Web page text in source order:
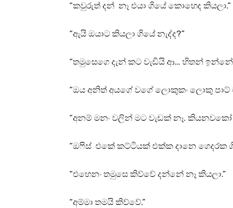
“කවුරුත් දන් නෑ එයා ගියේ කොහෙද කියලා.”
“ඇයි ඔයාට කියලා ගියේ නැද්ද?”
“තමුසෙගෙ දැන් කට වැඩියි ආ… හිතන්
“ඔය අනිත් අයගේ වගේ ලොකුකං ලොකු පාට්
“අනම් මනං වලින් මට වැඩක් නෑ.
“ඔෆිස් එකේ කට්ටියක් එක්ක දානෙ ගෙදරක
“එහෙනං තමුසෙ කිව්වේ දන්නේ නෑ කියලා.”
“අම්මා තමයි කිව්වේ.”